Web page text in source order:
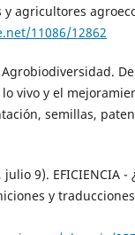
agricultores
11086/12862
Agrobiodiversidad.
vivo y el
semillas,
9). EFICIENCIA -
y